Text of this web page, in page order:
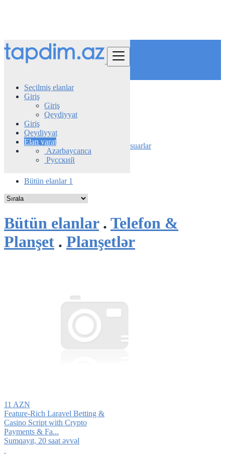
Seçilmiş elanlar
Giriş
Giriş
Qeydiyyat
Giriş
Qeydiyyat
Elan yarat
Azərbaycanca
Русский
Azerbaijan
Telefon & Planşet
Planşetlər
Mobil telefonlar
Mobil telefonlar və planşetlər üçün aksesuarlar
Ağıllı Saatlar və İzləyicilər
Bütün elanlar 1
Bütün elanlar. Telefon &
Planşet . Planşetlər
11 AZN
Feature-Rich Laravel Betting &
Casino Script with Crypto
Payments & Fa...
Sumqayıt, 20 saat əvvəl